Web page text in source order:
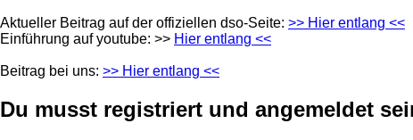
Aktueller Beitrag auf der offiziellen dso-Seite: >> Hier entlang <<
Einführung auf youtube: >> Hier entlang <<
Beitrag bei uns: >> Hier entlang <<
Du musst registriert und angemeldet